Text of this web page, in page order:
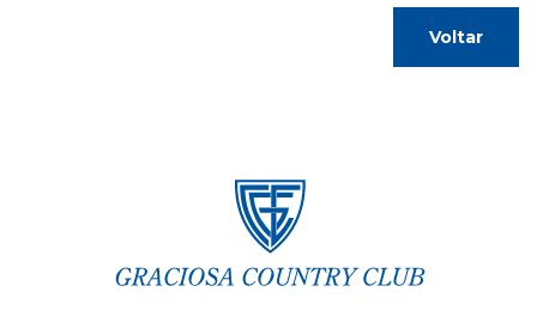
Voltar